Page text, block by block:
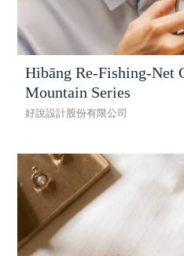
Hibāng Re-Fishing-Net
Mountain Series
好說設計股份有限公司